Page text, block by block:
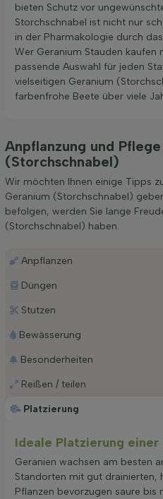
bieten Schutz vor
Storchschnabel ist nicht nur
in der Pharmakologie durch
Wer Geranium Stauden kaufen
passende Auswahl für jeden
vielseitigen Geranium
farbenfrohe Beete über viele
Anpflanzung und
(Storchschnabel)
Wir möchten Ihnen einige Tipps
Geranium (Storchschnabel)
befolgen, werden Sie lange
(Storchschnabel) haben.
Platzierung
Anpflanzen
Düngen
Stutzen
Bewässerung
Besonderheiten
Reißen / teilen
Ideale Platzierung einer
Geranien wachsen am besten
Standorten mit gut drainierten,
Pflanzen bevorzugen saure bis